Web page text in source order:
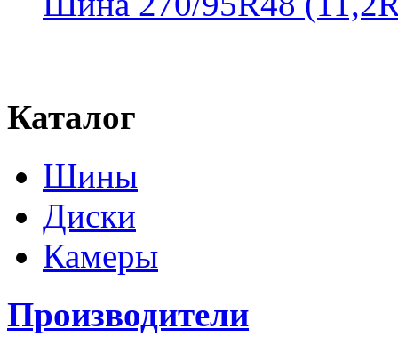
Каталог
Шины
Диски
Камеры
Производители